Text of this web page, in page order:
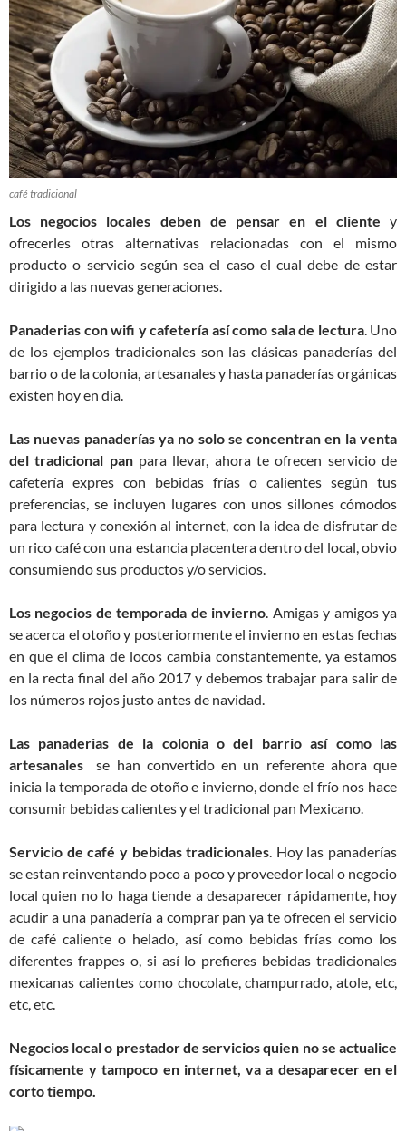
café tradicional
Los negocios locales deben de pensar en el cliente y
ofrecerles otras alternativas relacionadas con el mismo
producto o servicio según sea el caso el cual debe de estar
dirigido a las nuevas generaciones.
Panaderias con wifi y cafetería así como sala de lectura. Uno
de los ejemplos tradicionales son las clásicas panaderías del
barrio o de la colonia, artesanales y hasta panaderías orgánicas
existen hoy en dia.
Las nuevas panaderías ya no solo se concentran en la venta
del tradicional panpara llevar, ahora te ofrecen servicio de
cafetería expres con bebidas frías o calientes según tus
preferencias, se incluyen lugares con unos sillones cómodos
para lectura y conexión al internet, con la idea de disfrutar de
un rico café con una estancia placentera dentro del local, obvio
consumiendo sus productos y/o servicios.
Los negocios de temporada de invierno. Amigas y amigos ya
se acerca el otoño y posteriormente el invierno en estas fechas
en que el clima de locos cambia constantemente, ya estamos
en la recta final del año 2017 y debemos trabajar para salir de
los números rojos justo antes de navidad.
Las panaderias de la colonia o del barrio así como las
artesanales se han convertido en un referente ahora que
inicia la temporada de otoño e invierno, donde el frío nos hace
consumir bebidas calientes y el tradicional pan Mexicano.
Servicio de café y bebidas tradicionales. Hoy las panaderías
se estan reinventando poco a poco y proveedor local o negocio
local quien no lo haga tiende a desaparecer rápidamente, hoy
acudir a una panadería a comprar pan ya te ofrecen el servicio
de café caliente o helado, así como bebidas frías como los
diferentes frappes o, si así lo prefieres bebidas tradicionales
mexicanas calientes como chocolate, champurrado, atole, etc,
etc, etc.
Negocios local o prestador de serviciosquien no se actualice
físicamente y tampoco en internet, va a desaparecer en el
corto tiempo.